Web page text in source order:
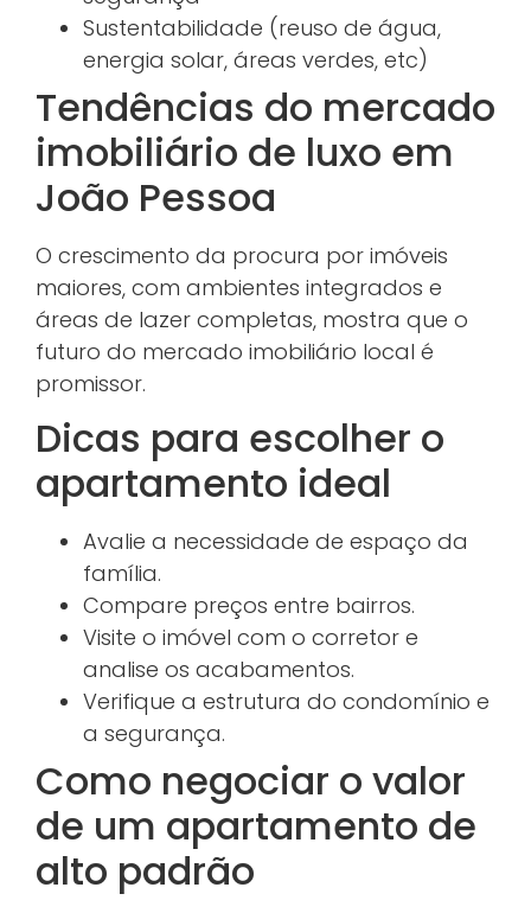
Sustentabilidade (reuso de água,
energia solar, áreas verdes, etc)
Tendências do mercado
imobiliário de luxo em
João Pessoa
O crescimento da procura por imóveis
maiores, com ambientes integrados e
áreas de lazer completas, mostra que o
futuro do mercado imobiliário local é
promissor.
Dicas para escolher o
apartamento ideal
Avalie a necessidade de espaço da
família.
Compare preços entre bairros.
Visite o imóvel com o corretor e
analise os acabamentos.
Verifique a estrutura do condomínio e
a segurança.
Como negociar o valor
de um apartamento de
alto padrão